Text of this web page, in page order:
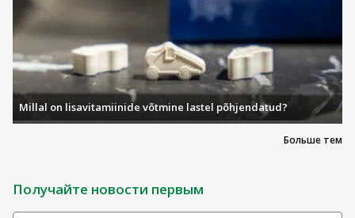
Больше тем
Millal on lisavitamiinide võtmine lastel põhjendatud?
Получайте новости первым